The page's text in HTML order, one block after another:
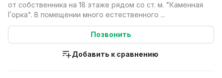
от собственника на 18 этаже рядом со ст. м. "Каменная
Горка". В помещении много естественного ...
Позвонить
Добавить к сравнению